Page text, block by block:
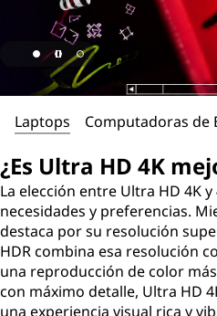
Laptops Computadoras de
¿Es Ultra HD 4K
La elección entre Ultra HD 4K
necesidades y preferencias.
destaca por su resolución
HDR combina esa resolución
una reproducción de color
con máximo detalle, Ultra HD
una experiencia visual rica y